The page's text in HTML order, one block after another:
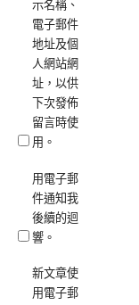
示名稱、
電子郵件
地址及個
人網站網
址，以供
下次發佈
留言時使
用。
用電子郵
件通知我
後續的迴
響。
新文章使
用電子郵